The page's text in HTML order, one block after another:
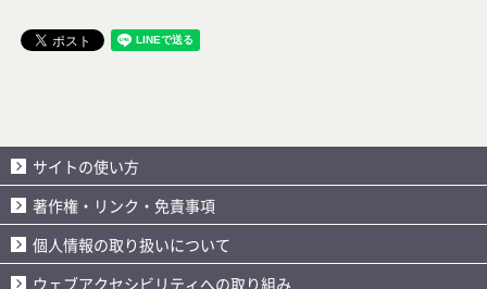
サイトの使い方
著作権・リンク・免責事項
個人情報の取り扱いについて
ウェブアクセシビリティへの取り組み